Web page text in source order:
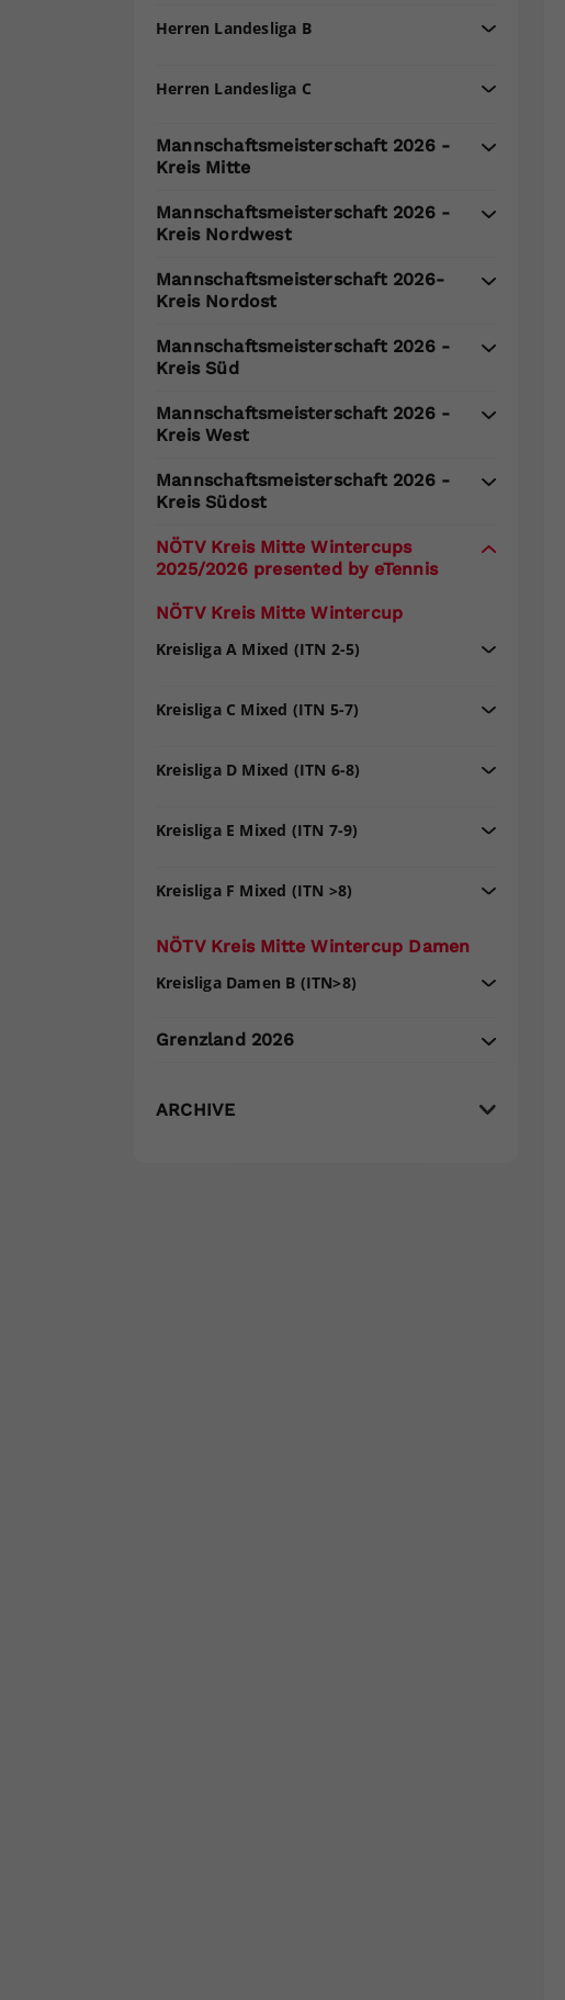
Herren Landesliga B
Herren Landesliga C
Mannschaftsmeisterschaft 2026 -
Kreis Mitte
Mannschaftsmeisterschaft 2026 -
Kreis Nordwest
Mannschaftsmeisterschaft 2026-
Kreis Nordost
Mannschaftsmeisterschaft 2026 -
Kreis Süd
Mannschaftsmeisterschaft 2026 -
Kreis West
Mannschaftsmeisterschaft 2026 -
Kreis Südost
NÖTV Kreis Mitte Wintercups
2025/2026 presented by eTennis
NÖTV Kreis Mitte Wintercup
Kreisliga A Mixed (ITN 2-5)
Kreisliga C Mixed (ITN 5-7)
Kreisliga D Mixed (ITN 6-8)
Kreisliga E Mixed (ITN 7-9)
Kreisliga F Mixed (ITN >8)
NÖTV Kreis Mitte Wintercup Damen
Kreisliga Damen B (ITN>8)
Grenzland 2026
ARCHIVE